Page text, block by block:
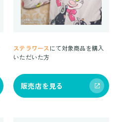
ステラワース にて対象商品を購入
いただいた方
販売店を見る